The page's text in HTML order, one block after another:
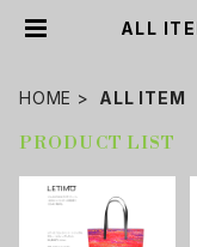
ALL
HOME ALL ITEM
PRODUCT LIST